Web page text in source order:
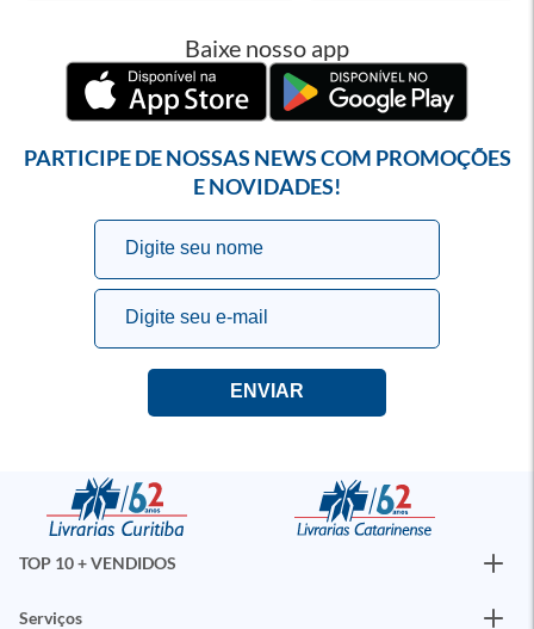
Baixe nosso app
PARTICIPE DE NOSSAS NEWS COM PROMOÇÕES
E NOVIDADES!
TOP 10 + VENDIDOS
Serviços